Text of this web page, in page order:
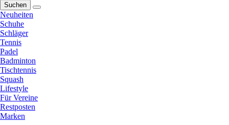
Suchen
Neuheiten
Schuhe
Schläger
Tennis
Padel
Badminton
Tischtennis
Squash
Lifestyle
Für Vereine
Restposten
Marken